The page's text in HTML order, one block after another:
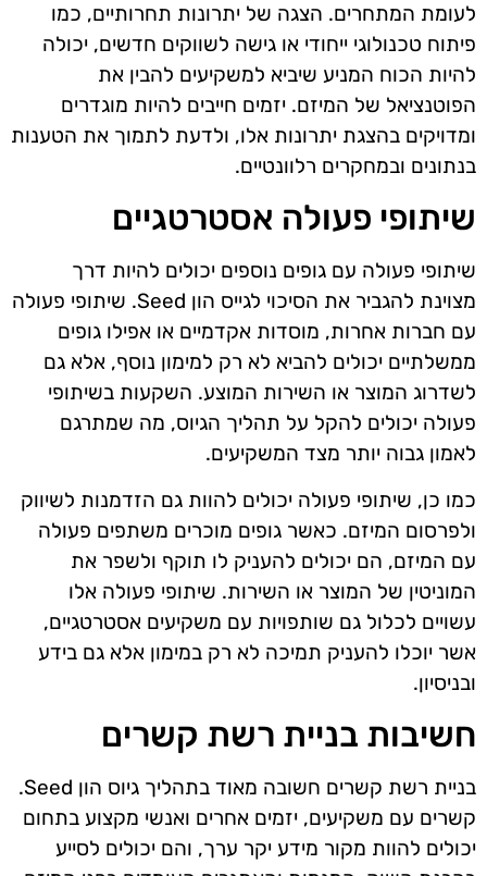
לעומת המתחרים. הצגה של יתרונות תחרותיים, כמו
פיתוח טכנולוגי ייחודי או גישה לשווקים חדשים, יכולה
להיות הכוח המניע שיביא למשקיעים להבין את
הפוטנציאל של המיזם. יזמים חייבים להיות מוגדרים
ומדויקים בהצגת יתרונות אלו, ולדעת לתמוך את הטענות
בנתונים ובמחקרים רלוונטיים.
שיתופי פעולה אסטרטגיים
שיתופי פעולה עם גופים נוספים יכולים להיות דרך
מצוינת להגביר את הסיכוי לגייס הון Seed. שיתופי פעולה
עם חברות אחרות, מוסדות אקדמיים או אפילו גופים
ממשלתיים יכולים להביא לא רק למימון נוסף, אלא גם
לשדרוג המוצר או השירות המוצע. השקעות בשיתופי
פעולה יכולים להקל על תהליך הגיוס, מה שמתרגם
לאמון גבוה יותר מצד המשקיעים.
כמו כן, שיתופי פעולה יכולים להוות גם הזדמנות לשיווק
ולפרסום המיזם. כאשר גופים מוכרים משתפים פעולה
עם המיזם, הם יכולים להעניק לו תוקף ולשפר את
המוניטין של המוצר או השירות. שיתופי פעולה אלו
עשויים לכלול גם שותפויות עם משקיעים אסטרטגיים,
אשר יוכלו להעניק תמיכה לא רק במימון אלא גם בידע
ובניסיון.
חשיבות בניית רשת קשרים
בניית רשת קשרים חשובה מאוד בתהליך גיוס הון Seed.
קשרים עם משקיעים, יזמים אחרים ואנשי מקצוע בתחום
יכולים להוות מקור מידע יקר ערך, והם יכולים לסייע